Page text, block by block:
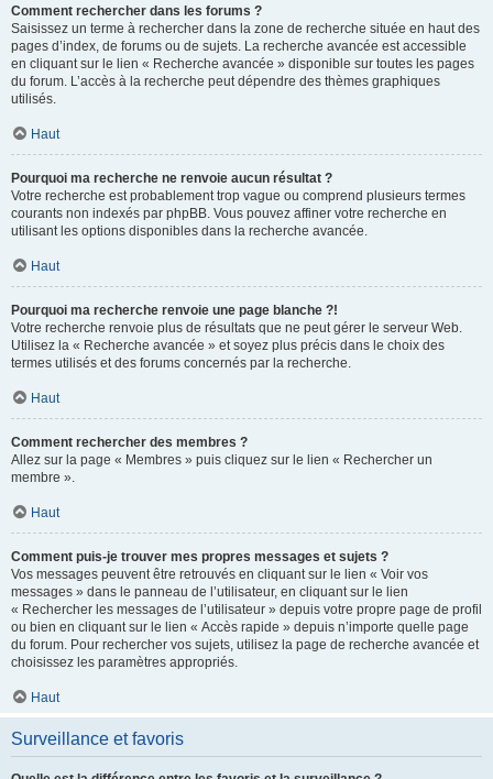
Comment rechercher dans les forums ?
Saisissez un terme à rechercher dans la zone de recherche située en haut des
pages d’index, de forums ou de sujets. La recherche avancée est accessible
en cliquant sur le lien « Recherche avancée » disponible sur toutes les pages
du forum. L’accès à la recherche peut dépendre des thèmes graphiques
utilisés.
Haut
Pourquoi ma recherche ne renvoie aucun résultat ?
Votre recherche est probablement trop vague ou comprend plusieurs termes
courants non indexés par phpBB. Vous pouvez affiner votre recherche en
utilisant les options disponibles dans la recherche avancée.
Haut
Pourquoi ma recherche renvoie une page blanche ?!
Votre recherche renvoie plus de résultats que ne peut gérer le serveur Web.
Utilisez la « Recherche avancée » et soyez plus précis dans le choix des
termes utilisés et des forums concernés par la recherche.
Haut
Comment rechercher des membres ?
Allez sur la page « Membres » puis cliquez sur le lien « Rechercher un
membre ».
Haut
Comment puis-je trouver mes propres messages et sujets ?
Vos messages peuvent être retrouvés en cliquant sur le lien « Voir vos
messages » dans le panneau de l’utilisateur, en cliquant sur le lien
« Rechercher les messages de l’utilisateur » depuis votre propre page de profil
ou bien en cliquant sur le lien « Accès rapide » depuis n’importe quelle page
du forum. Pour rechercher vos sujets, utilisez la page de recherche avancée et
choisissez les paramètres appropriés.
Haut
Surveillance et favoris